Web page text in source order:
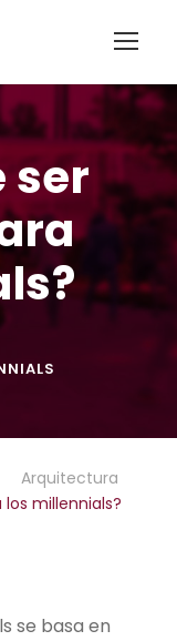
ser
Arquitectura
millennials?
se basa en